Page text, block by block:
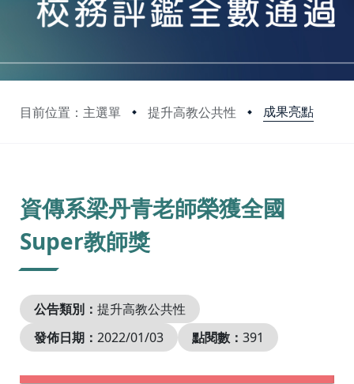
目前位置：主選單 提升高教公共性 成果亮點
資傳系梁丹青老師榮獲全國
Super教師獎
公告類別： 提升高教公共性
發佈日期： 2022/01/03 點閱數： 391